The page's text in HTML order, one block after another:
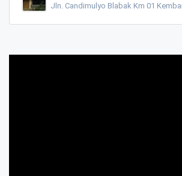
Jln. Candimulyo Blabak Km 01